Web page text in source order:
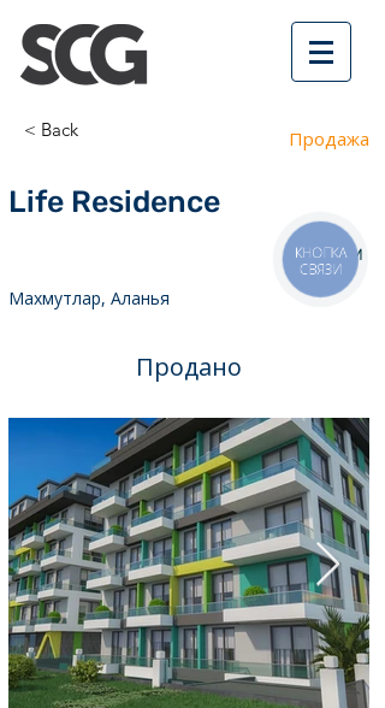
< Back Продажа
Life Residence
300 м
Махмутлар, Аланья
Продано
КНОПКА
СВЯЗИ